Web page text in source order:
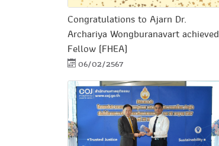
Congratulations to Ajarn Dr.
Archariya Wongburanavart achieved
Fellow (FHEA)
06/02/2567